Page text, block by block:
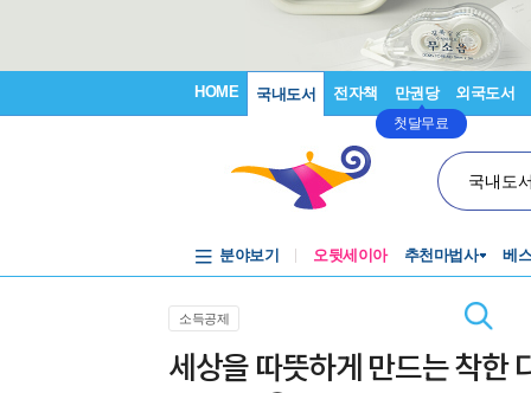
HOME 국내도서 전자책 만권당
첫달무료
외국도서
국내도
분야보기 오뒷세이아 추천마법사 베
소득공제
세상을 따뜻하게 만드는 착한